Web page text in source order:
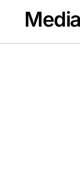
contenu